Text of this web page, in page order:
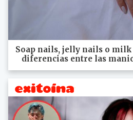
Soap nails, jelly nails o milk
diferencias entre las